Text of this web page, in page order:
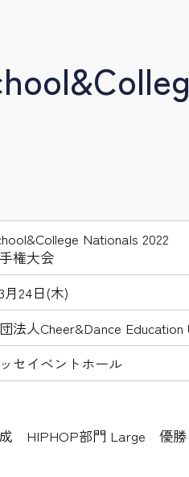
Nationals 2022
権大会
月24日(木)
法人Cheer&Dance
セイベントホール
HIPHOP部門 Large 優勝